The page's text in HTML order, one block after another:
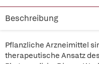
Beschreibung
Pflanzliche Arzneimittel
therapeutische Ansatz